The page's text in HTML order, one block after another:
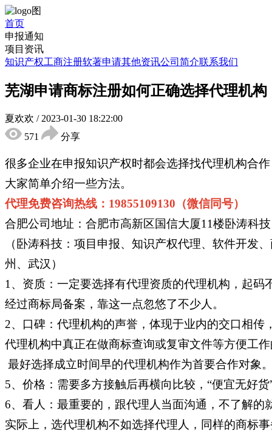
首页
申报通知
项目资讯
知识产权工商注册软著申请其他资讯公司简介联系我们
芜湖申请商标注册如何正确选择代理机构
夏欢欢 / 2023-01-30 18:22:00
571
分享
很多企业在申报知识产权时都会选择找代理机构合
大家简单介绍一些方法。
代理免费咨询热线：19855109130（微信同号）
合肥公司地址：合肥市高新区国信大厦11楼卧涛科技
（卧涛科技：项目申报、知识产权代理、软件开发
州、武汉）
1、资质：一定要选择有代理资质的代理机构，起
经过商标局备案，靠这一点忽悠了不少人。
2、口碑：代理机构的声誉，体现于业内的交口相传
代理机构中真正在做商标查询或复审文件等方便工
最好选择成立时间早的代理机构作为首要合作对象
5、价格：需要多方接触后再横向比较，“便宜无好
6、看人：最重要的，跟代理人当面沟通，不了解
实际上，选代理机构不如选择代理人，同样的商标